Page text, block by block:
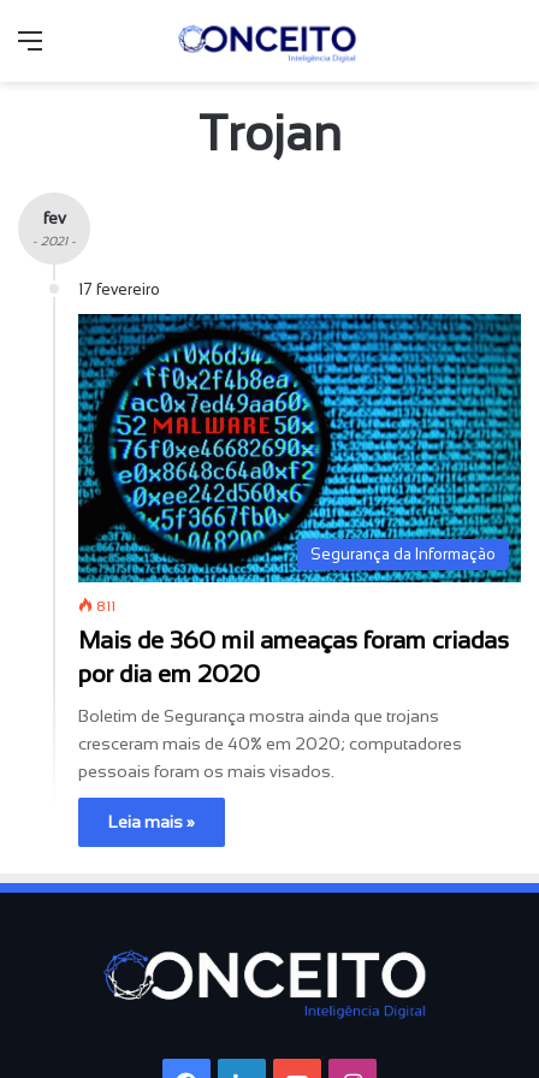
Trojan
fev
- 2021 -
17 fevereiro
Segurança da Informação
811
Mais de 360 mil ameaças foram criadas
por dia em 2020
Boletim de Segurança mostra ainda que trojans
cresceram mais de 40% em 2020; computadores
pessoais foram os mais visados.
Leia mais »